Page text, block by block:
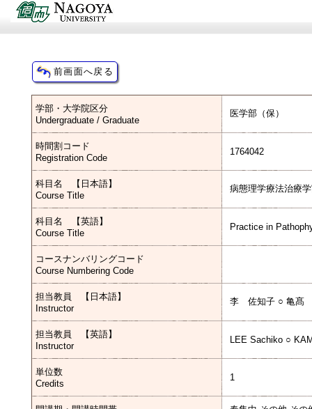
学部・大学院区分
Undergraduate / Graduate
医学部（保）
時間割コード
Registration Code
1764042
科目名 【日本語】
Course Title
病態理学療法治療
科目名 【英語】
Course Title
Practice in
コースナンバリングコード
Course Numbering Code
担当教員 【日本語】
Instructor
李 佐知子 ○ 亀髙
担当教員 【英語】
Instructor
LEE Sachiko ○
単位数
Credits
1